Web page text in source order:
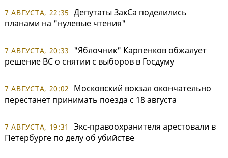
7 АВГУСТА, 22:35 Депутаты ЗакСа поделились
планами на "нулевые чтения"
7 АВГУСТА, 20:33
"Яблочник" Карпенков обжалует
решение ВС о снятии с выборов в Госдуму
7 АВГУСТА, 20:02
Московский вокзал окончательно
перестанет принимать поезда с 18 августа
7 АВГУСТА, 19:31
Экс-правоохранителя арестовали в
Петербурге по делу об убийстве